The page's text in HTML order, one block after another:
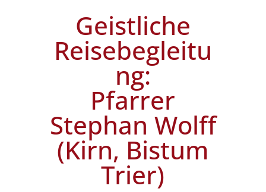
Geistliche
Reisebegleitu
ng:
Pfarrer
Stephan Wolff
(Kirn, Bistum
Trier)